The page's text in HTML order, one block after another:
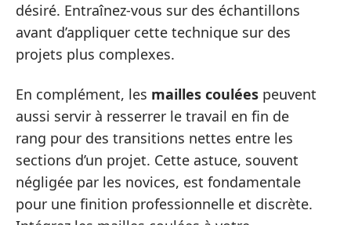
désiré. Entraînez-vous sur des échantillons
avant d’appliquer cette technique sur des
projets plus complexes.
En complément, les mailles coulées peuvent
aussi servir à resserrer le travail en fin de
rang pour des transitions nettes entre les
sections d’un projet. Cette astuce, souvent
négligée par les novices, est fondamentale
pour une finition professionnelle et discrète.